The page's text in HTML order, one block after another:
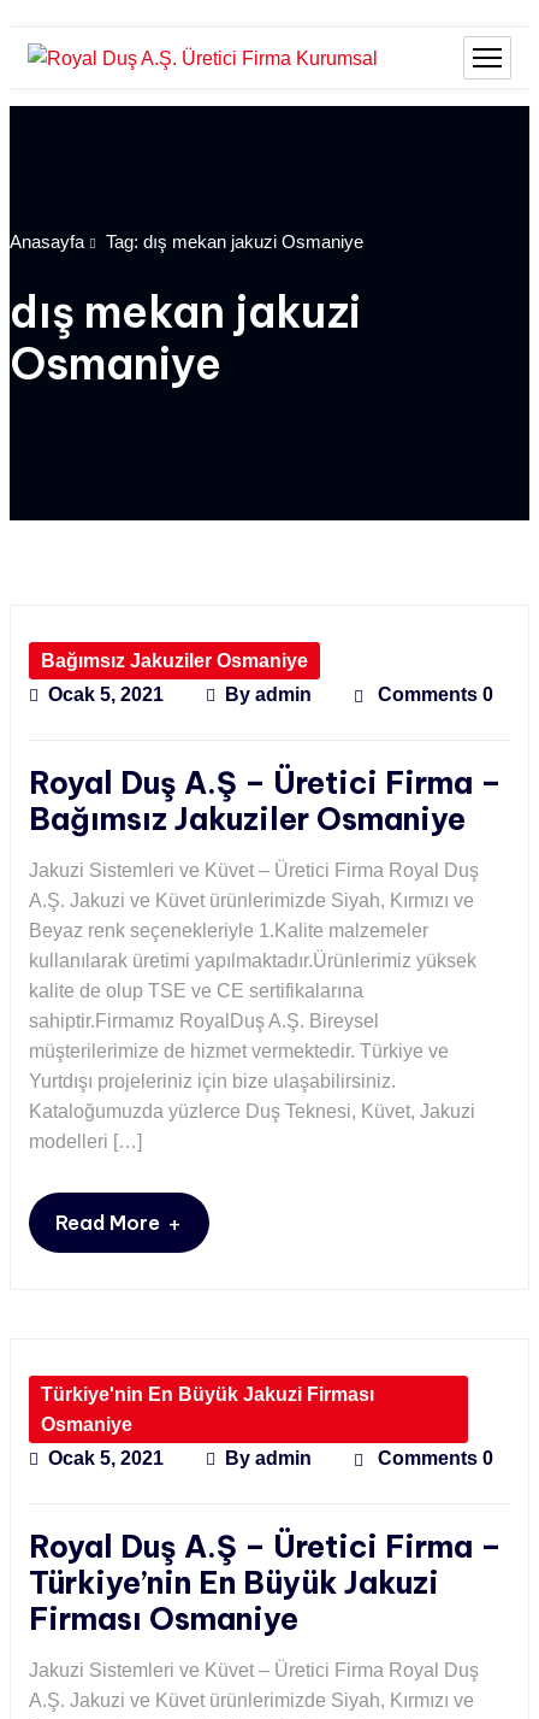
Anasayfa Tag: dış mekan jakuzi Osmaniye
dış mekan jakuzi
Osmaniye
Bağımsız Jakuziler Osmaniye
Ocak 5, 2021
By admin Comments 0
Royal Duş A.Ş – Üretici Firma –
Bağımsız Jakuziler Osmaniye
Jakuzi Sistemleri ve Küvet – Üretici Firma Royal Duş
A.Ş. Jakuzi ve Küvet ürünlerimizde Siyah, Kırmızı ve
Beyaz renk seçenekleriyle 1.Kalite malzemeler
kullanılarak üretimi yapılmaktadır.Ürünlerimiz yüksek
kalite de olup TSE ve CE sertifikalarına
sahiptir.Firmamız RoyalDuş A.Ş. Bireysel
müşterilerimize de hizmet vermektedir. Türkiye ve
Yurtdışı projeleriniz için bize ulaşabilirsiniz.
Kataloğumuzda yüzlerce Duş Teknesi, Küvet, Jakuzi
modelleri […]
Read More +
Türkiye'nin En Büyük Jakuzi Firması
Osmaniye
Ocak 5, 2021
By admin Comments 0
Royal Duş A.Ş – Üretici Firma –
Türkiye’nin En Büyük Jakuzi
Firması Osmaniye
Jakuzi Sistemleri ve Küvet – Üretici Firma Royal Duş
A.Ş. Jakuzi ve Küvet ürünlerimizde Siyah, Kırmızı ve